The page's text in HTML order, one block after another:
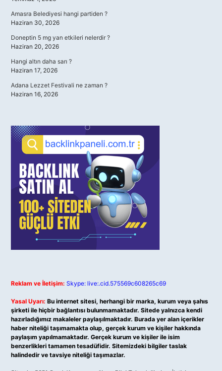
Amasra Belediyesi hangi partiden ?
Haziran 30, 2026
Doneptin 5 mg yan etkileri nelerdir ?
Haziran 20, 2026
Hangi altın daha sarı ?
Haziran 17, 2026
Adana Lezzet Festivali ne zaman ?
Haziran 16, 2026
Reklam ve İletişim: Skype: live:.cid.575569c608265c69
Yasal Uyarı: Bu internet sitesi, herhangi bir marka, kurum veya şahıs
şirketi ile hiçbir bağlantısı bulunmamaktadır. Sitede yalnızca kendi
hazırladığımız makaleler paylaşılmaktadır. Burada yer alan içerikler
haber niteliği taşımamakta olup, gerçek kurum ve kişiler hakkında
paylaşım yapılmamaktadır. Gerçek kurum ve kişiler ile isim
benzerlikleri tamamen tesadüfidir. Sitemizdeki bilgiler taslak
halindedir ve tavsiye niteliği taşımazlar.